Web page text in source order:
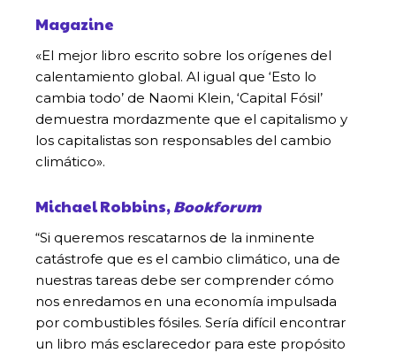
Magazine
«El mejor libro escrito sobre los orígenes del
calentamiento global. Al igual que ‘Esto lo
cambia todo’ de Naomi Klein, ‘Capital Fósil’
demuestra mordazmente que el capitalismo y
los capitalistas son responsables del cambio
climático».
Michael Robbins,Bookforum
“Si queremos rescatarnos de la inminente
catástrofe que es el cambio climático, una de
nuestras tareas debe ser comprender cómo
nos enredamos en una economía impulsada
por combustibles fósiles. Sería difícil encontrar
un libro más esclarecedor para este propósito